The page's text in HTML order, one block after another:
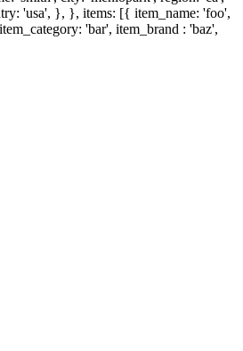
'usa', }, }, items: [{ item_name: 'foo',
'bar', item_brand : 'baz',